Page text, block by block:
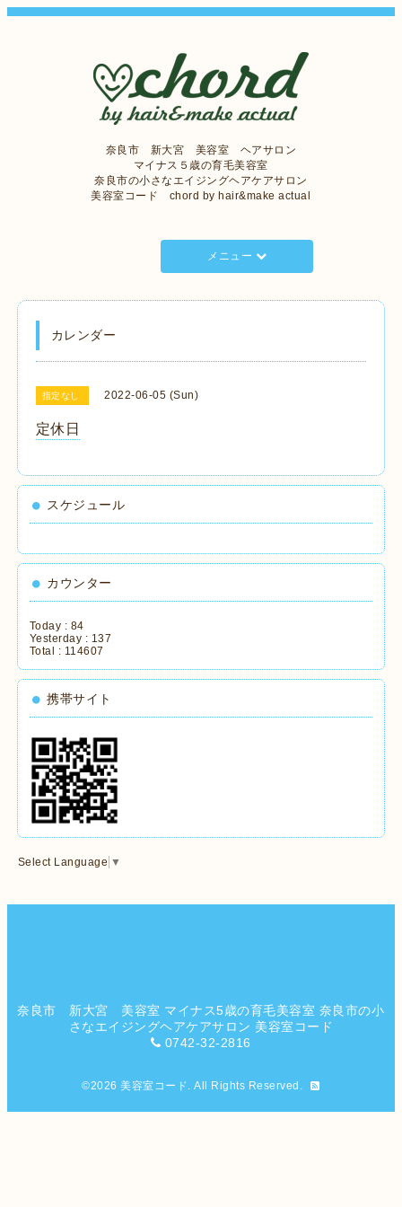
奈良市 新大宮 美容室 ヘアサロン
マイナス５歳の育毛美容室
奈良市の小さなエイジングヘアケアサロン
美容室コード chord by hair&make actual
メニュー
カレンダー
指定なし 2022-06-05 (Sun)
定休日
スケジュール
カウンター
Today : 84
Yesterday : 137
Total : 114607
携帯サイト
Select Language ▼
奈良市 新大宮 美容室 マイナス5歳の育毛美容室 奈良市の小
さなエイジングヘアケアサロン 美容室コード
0742-32-2816
©2026美容室コード . All Rights Reserved.